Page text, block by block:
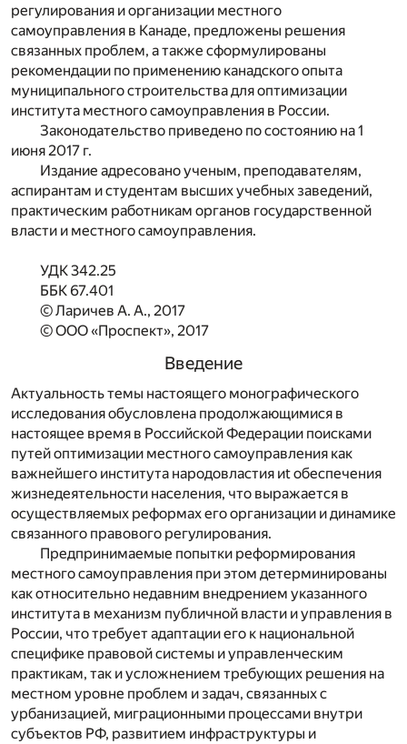
регулирования и организации местного
самоуправления в Канаде, предложены решения
связанных проблем, а также сформулированы
рекомендации по применению канадского опыта
муниципального строительства для оптимизации
института местного самоуправления в России.
Законодательство приведено по состоянию на 1
июня 2017 г.
Издание адресовано ученым, преподавателям,
аспирантам и студентам высших учебных заведений,
практическим работникам органов государственной
власти и местного самоуправления.
УДК 342.25
ББК 67.401
© Ларичев А. А., 2017
© ООО «Проспект», 2017
Введение
Актуальность темы настоящего монографического
исследования обусловлена продолжающимися в
настоящее время в Российской Федерации поисками
путей оптимизации местного самоуправления как
важнейшего института народовластия иt обеспечения
жизнедеятельности населения, что выражается в
осуществляемых реформах его организации и динамике
связанного правового регулирования.
Предпринимаемые попытки реформирования
местного самоуправления при этом детерминированы
как относительно недавним внедрением указанного
института в механизм публичной власти и управления в
России, что требует адаптации его к национальной
специфике правовой системы и управленческим
практикам, так и усложнением требующих решения на
местном уровне проблем и задач, связанных с
урбанизацией, миграционными процессами внутри
субъектов РФ, развитием инфраструктуры и